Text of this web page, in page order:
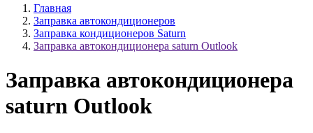
Главная
Заправка автокондиционеров
Заправка кондиционеров Saturn
Заправка автокондиционера saturn Outlook
Заправка автокондиционера
saturn Outlook